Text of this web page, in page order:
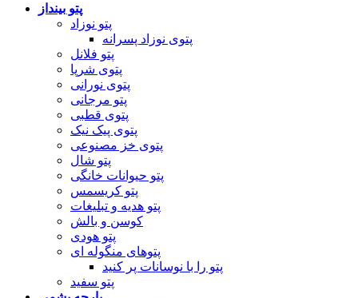
پتو بینداز
پتو نوزاد
پتوی نوزاد پسرانه
پتو فلانل
پتوی شرپا
پتوی نورانی
پتو مرجانی
پتوی قطبی
پتوی پیک نیک
پتوی خز مصنوعی
پتو شال
پتو حیوانات خانگی
پتو کریسمس
پتو هدیه و تبلیغات
کوسن و بالش
پتو هودی
پتوهای منگوله ای
پتو را با نوسانات پر کنید
پتو سفید